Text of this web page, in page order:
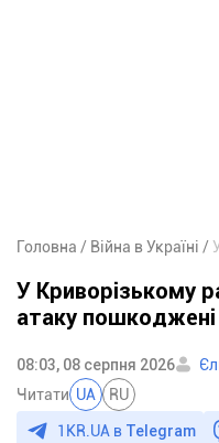
Головна Війна в Україні
У Криворізькому
атаку
08:03, 08 серпня 2026
Читати UA RU
1KR.UA в Telegram